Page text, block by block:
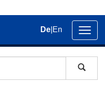
der
De En